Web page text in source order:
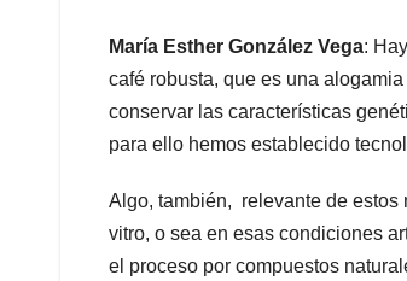
María Esther González Vega:
café robusta, que es una
conservar las características
para ello hemos establecido
Algo, también, relevante de estos
vitro, o sea en esas condiciones
el proceso por compuestos